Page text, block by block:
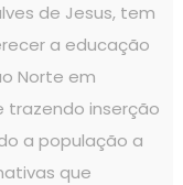
de Jesus, tem
a educação
Norte em
trazendo inserção
a população a
que